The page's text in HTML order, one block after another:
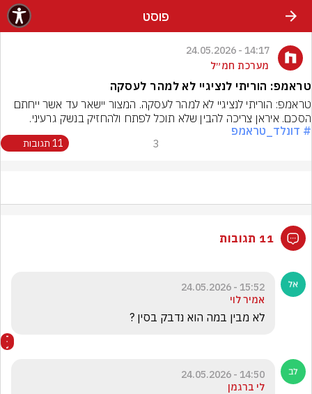
פוסט
14:17 - 24.05.2026
מערכת חמ״ל
טראמפ: הוריתי לנציגיי לא למהר לעסקה
הסכם. איראן צריכה להבין שלא תוכל לפתח ולהחזיק בנשק גרעיני.
# דונלד_טראמפ
3 11 תגובות
11 תגובות
15:52 - 24.05.2026
אמיר לוי
לא מבין במה הוא נדבק בסין ?
14:50 - 24.05.2026
לי ברגמן